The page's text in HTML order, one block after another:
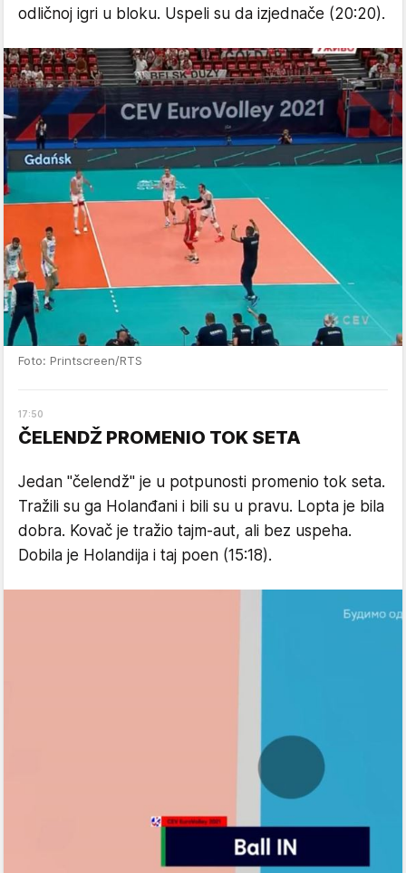
odličnoj igri u bloku. Uspeli su da izjednače (20:20).
Foto: Printscreen/RTS
17:50
ČELENDŽ PROMENIO TOK SETA
Jedan "čelendž" je u potpunosti promenio tok seta.
Tražili su ga Holanđani i bili su u pravu. Lopta je bila
dobra. Kovač je tražio tajm-aut, ali bez uspeha.
Dobila je Holandija i taj poen (15:18).